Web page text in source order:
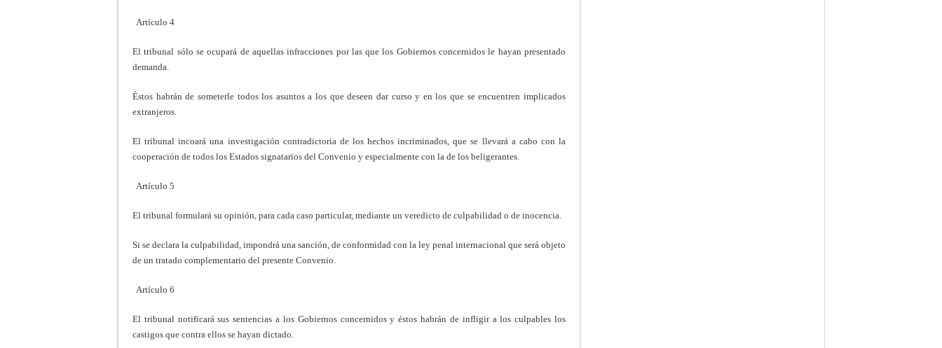
Artículo 4
El tribunal sólo se ocupará de aquellas infracciones por las que los Gobiernos concernidos le hayan presentado
demanda.
Éstos habrán de someterle todos los asuntos a los que deseen dar curso y en los que se encuentren implicados
extranjeros.
El tribunal incoará una investigación contradictoria de los hechos incriminados, que se llevará a cabo con la
cooperación de todos los Estados signatarios del Convenio y especialmente con la de los beligerantes.
Artículo 5
El tribunal formulará su opinión, para cada caso particular, mediante un veredicto de culpabilidad o de inocencia.
Si se declara la culpabilidad, impondrá una sanción, de conformidad con la ley penal internacional que será objeto
de un tratado complementario del presente Convenio.
Artículo 6
El tribunal notificará sus sentencias a los Gobiernos concernidos y éstos habrán de infligir a los culpables los
castigos que contra ellos se hayan dictado.